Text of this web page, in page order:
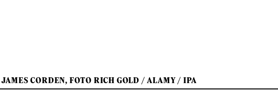
JAMES CORDEN, FOTO RICH GOLD / ALAMY / IPA